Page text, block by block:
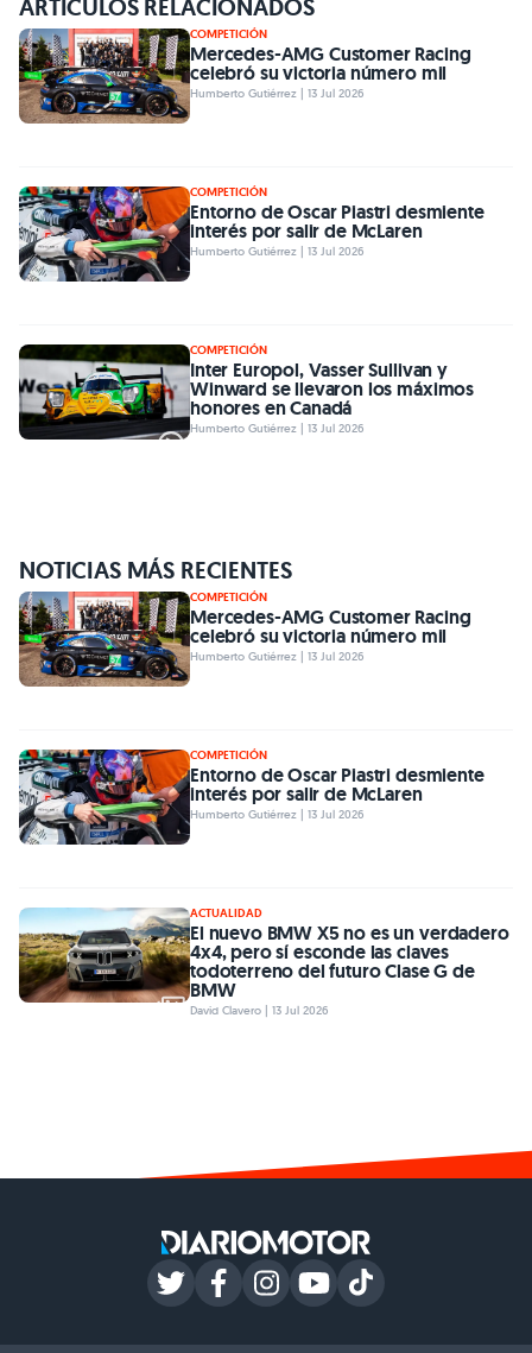
ARTÍCULOS RELACIONADOS
COMPETICIÓN
Mercedes-AMG Customer Racing
celebró su victoria número mil
Humberto Gutiérrez | 13 Jul 2026
COMPETICIÓN
Entorno de Oscar Piastri desmiente
interés por salir de McLaren
Humberto Gutiérrez | 13 Jul 2026
COMPETICIÓN
Inter Europol, Vasser Sullivan y
Winward se llevaron los máximos
honores en Canadá
Humberto Gutiérrez | 13 Jul 2026
NOTICIAS MÁS RECIENTES
COMPETICIÓN
Mercedes-AMG Customer Racing
celebró su victoria número mil
Humberto Gutiérrez | 13 Jul 2026
COMPETICIÓN
Entorno de Oscar Piastri desmiente
interés por salir de McLaren
Humberto Gutiérrez | 13 Jul 2026
ACTUALIDAD
El nuevo BMW X5 no es un verdadero
4x4, pero sí esconde las claves
todoterreno del futuro Clase G de
BMW
David Clavero | 13 Jul 2026